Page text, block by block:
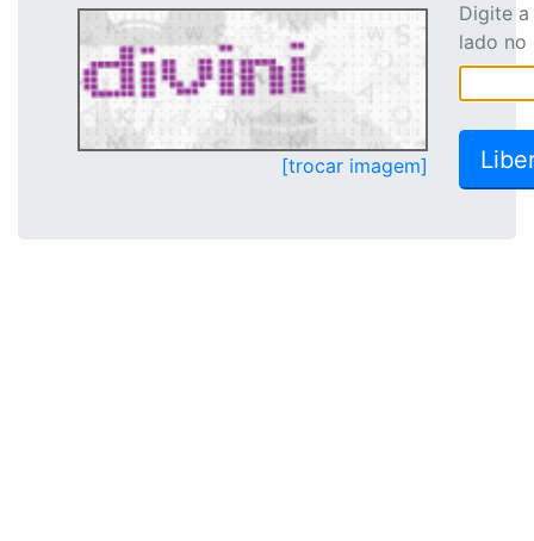
[trocar imagem]
Digite
lado no